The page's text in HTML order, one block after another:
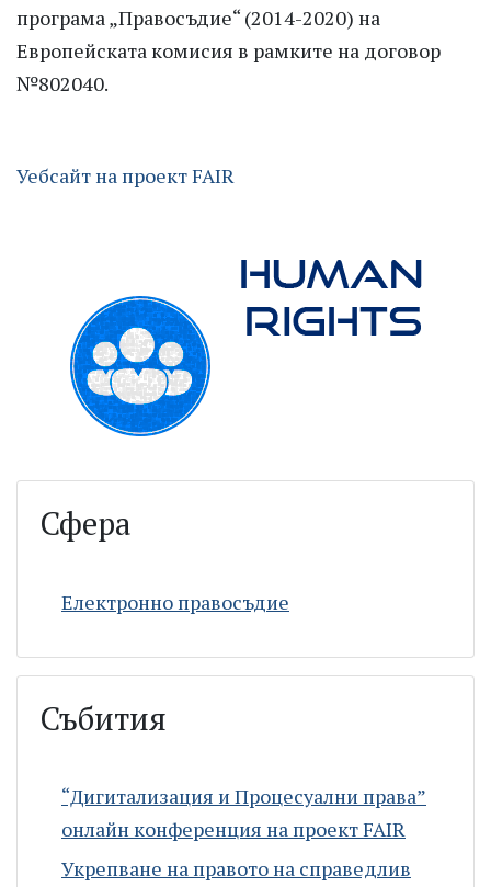
програма „Правосъдие“ (2014-2020) на
Европейската комисия в рамките на договор
№802040.
Уебсайт на проект FAIR
Сфера
Електронно правосъдие
Събития
“Дигитализация и Процесуални права”
онлайн конференция на проект FAIR
Укрепване на правото на справедлив